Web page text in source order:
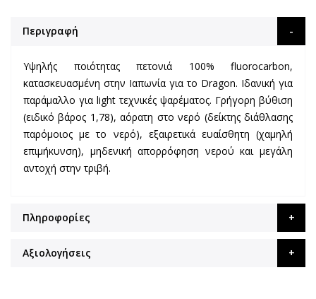
Περιγραφή
Υψηλής ποιότητας πετονιά 100% fluorocarbon,
κατασκευασμένη στην Ιαπωνία για το Dragon. Ιδανική για
παράμαλλο για light τεχνικές ψαρέματος. Γρήγορη βύθιση
(ειδικό βάρος 1,78), αόρατη στο νερό (δείκτης διάθλασης
παρόμοιος με το νερό), εξαιρετικά ευαίσθητη (χαμηλή
επιμήκυνση), μηδενική απορρόφηση νερού και μεγάλη
αντοχή στην τριβή.
Πληροφορίες
Αξιολογήσεις